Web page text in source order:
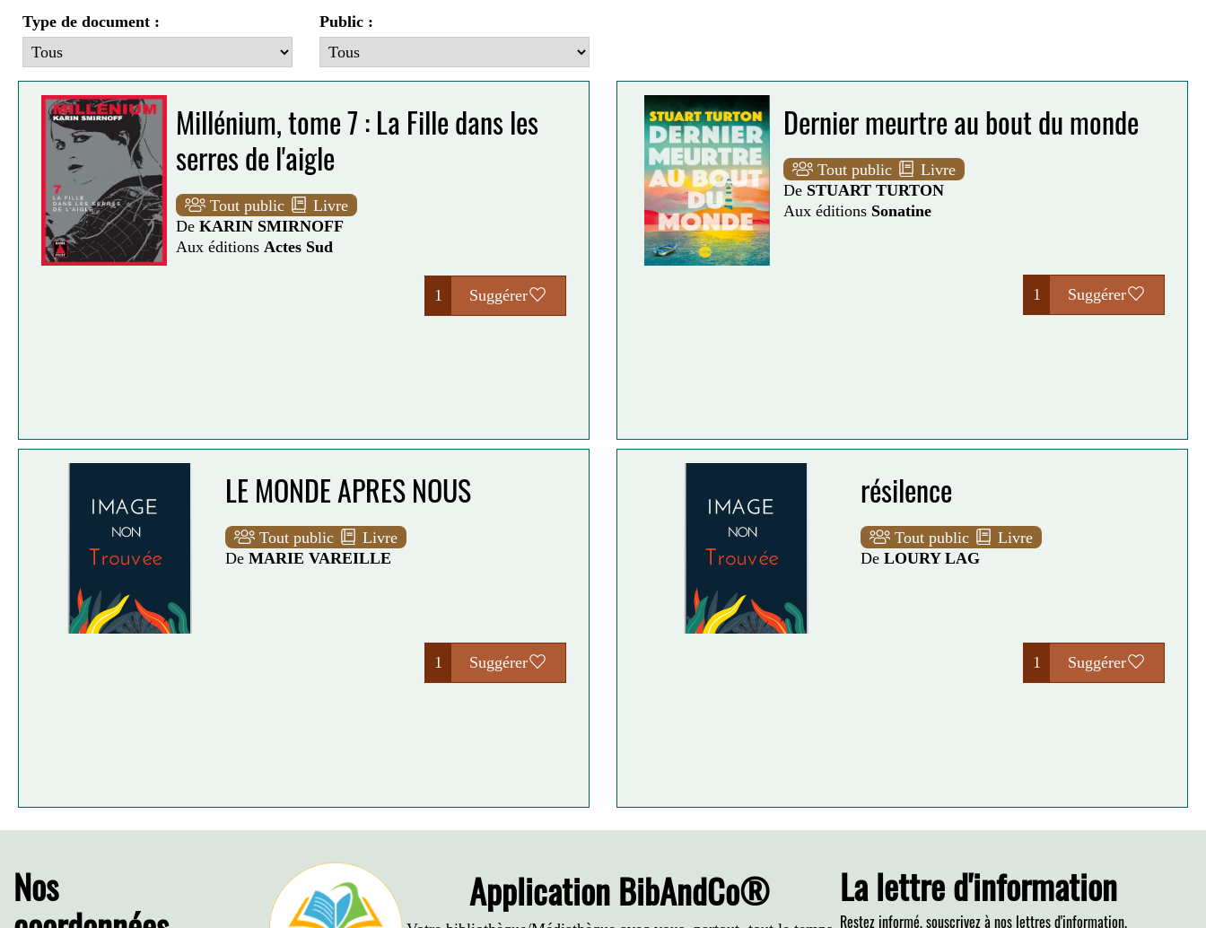
Type de document : Public :
Millénium, tome 7 : La Fille dans les
serres de l'aigle
Tout public
Livre
De KARIN SMIRNOFF
Aux éditions Actes Sud
1 Suggérer
Dernier meurtre au bout du monde
Tout public
Livre
De STUART TURTON
Aux éditions Sonatine
1 Suggérer
LE MONDE APRES NOUS
Tout public
Livre
De MARIE VAREILLE
1 Suggérer
résilence
Tout public
Livre
De LOURY LAG
1 Suggérer
Nos Application BibAndCo® La lettre d'information
Restez informé, souscrivez à nos lettres d'information.